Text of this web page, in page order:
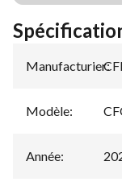
Manufacturier:
Modèle:
Année: